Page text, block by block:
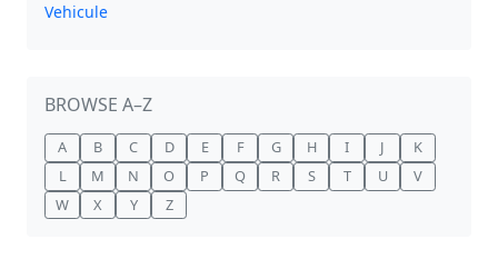
Vehicule
BROWSE A–Z
A B C D E F G H I J
K
L
M N O P Q R S T U
V
W
X Y Z